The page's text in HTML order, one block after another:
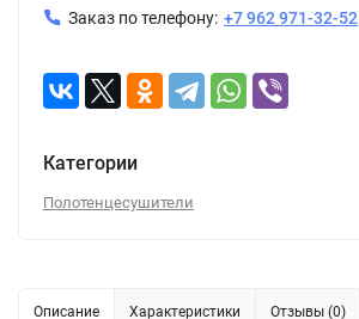
Заказ по телефону: +7 962 971-32-52
Категории
Полотенцесушители
Описание Характеристики Отзывы (0)